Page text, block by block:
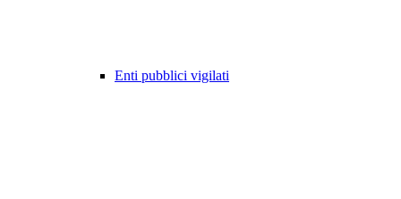
Enti pubblici vigilati